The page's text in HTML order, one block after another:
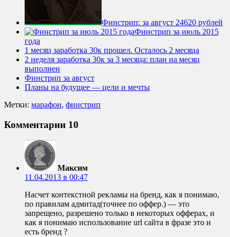
Финстрип: за август 24620 рублей
Финстрип за июль 2015
года
1 месяц заработка 30к прошел. Осталось 2 месяца
2 неделя заработка 30к за 3 месяца: план на месяц
выполнен
Финстрип за август
Планы на будущее — цели и мечты
Метки: марафон, финстрип
Комментарии 10
Максим
11.04.2013 в 00:47
Насчет контекстной рекламы на бренд, как я понимаю,
по правилам адмитад(точнее по оффер.) — это
запрещено, разрешено только в некоторых офферах, и
как я понимаю использование url сайта в фразе это и
есть бренд ?